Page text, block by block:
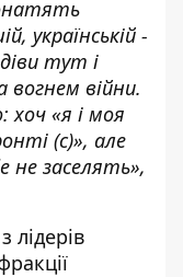
українській -
тут і
вогнем війни.
«я і моя
(с)», але
не заселять»,
лідерів